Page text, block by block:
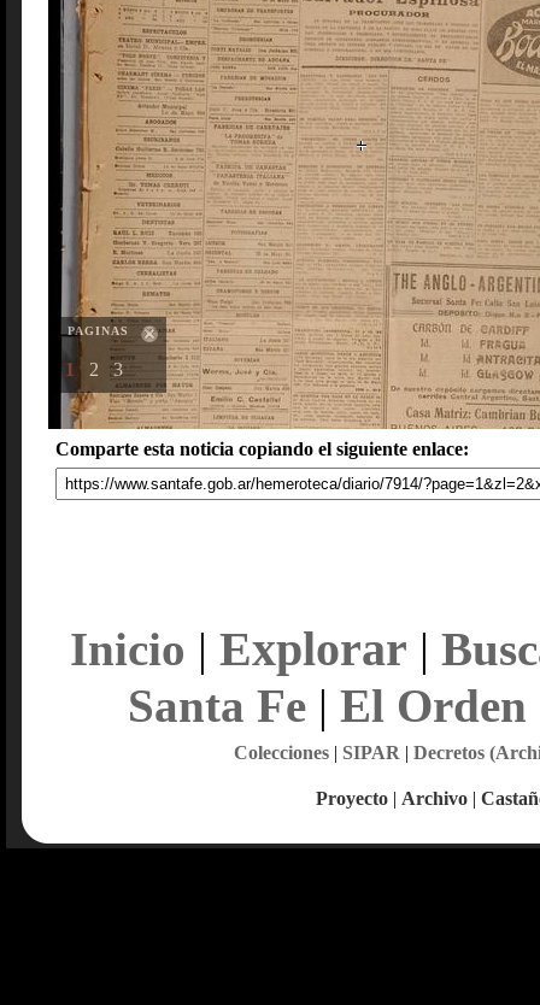
PAGINAS
1 2 3
Comparte esta noticia copiando el siguiente enlace:
Inicio | Explorar |
Santa Fe| El Orden
Colecciones| SIPAR | Decretos
Proyecto | Archivo |